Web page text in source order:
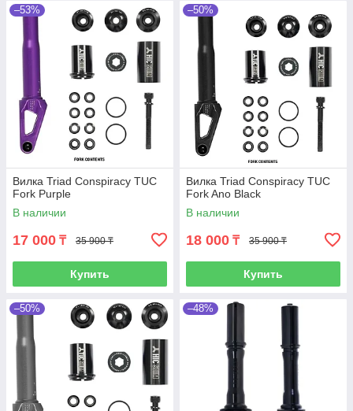
–53%
Вилка Triad Conspiracy TUC
Fork Purple
В наличии
17 000 ₸ 35 900 ₸
Купить
–50%
Вилка Triad Conspiracy TUC
Fork Ano Black
В наличии
18 000 ₸ 35 900 ₸
Купить
–50% –48%